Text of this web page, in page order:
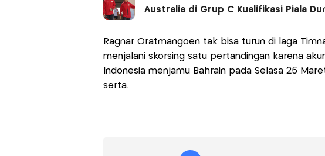
Australia di Grup C Kualifikasi Piala
Ragnar Oratmangoen tak bisa turun di laga
menjalani skorsing satu pertandingan karena
Indonesia menjamu Bahrain pada Selasa 25
serta.